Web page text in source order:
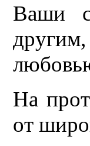
Ваши
На
от